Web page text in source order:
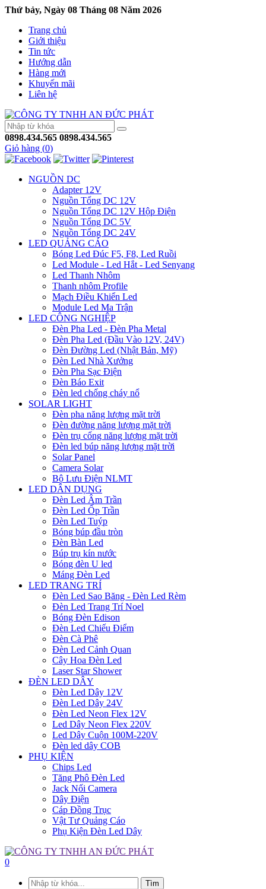
Thứ bảy, Ngày 08 Tháng 08 Năm 2026
Trang chủ
Giới thiệu
Tin tức
Hướng dẫn
Hàng mới
Khuyến mãi
Liên hệ
0898.434.565 0898.434.565
Giỏ hàng (0)
NGUỒN DC
Adapter 12V
Nguồn Tổng DC 12V
Nguồn Tổng DC 12V Hộp Điện
Nguồn Tổng DC 5V
Nguồn Tổng DC 24V
LED QUẢNG CÁO
Bóng Led Đúc F5, F8, Led Ruồi
Led Module - Led Hắt - Led Senyang
Led Thanh Nhôm
Thanh nhôm Profile
Mạch Điều Khiển Led
Module Led Ma Trận
LED CÔNG NGHIỆP
Đèn Pha Led - Đèn Pha Metal
Đèn Pha Led (Đầu Vào 12V, 24V)
Đèn Đường Led (Nhật Bản, Mỹ)
Đèn Led Nhà Xưởng
Đèn Pha Sạc Điện
Đèn Báo Exit
Đèn led chống cháy nổ
SOLAR LIGHT
Đèn pha năng lượng mặt trời
Đèn đường năng lượng mặt trời
Đèn trụ cổng năng lượng mặt trời
Đèn led búp năng lượng mặt trời
Solar Panel
Camera Solar
Bộ Lưu Điện NLMT
LED DÂN DỤNG
Đèn Led Âm Trần
Đèn Led Ốp Trần
Đèn Led Tuýp
Bóng búp đầu tròn
Đèn Bàn Led
Búp trụ kín nước
Bóng đèn U led
Máng Đèn Led
LED TRANG TRÍ
Đèn Led Sao Băng - Đèn Led Rèm
Đèn Led Trang Trí Noel
Bóng Đèn Edison
Đèn Led Chiếu Điểm
Đèn Cà Phê
Đèn Led Cảnh Quan
Cây Hoa Đèn Led
Laser Star Shower
ĐÈN LED DÂY
Đèn Led Dây 12V
Đèn Led Dây 24V
Đèn Led Neon Flex 12V
Led Dây Neon Flex 220V
Led Dây Cuộn 100M-220V
Đèn led dây COB
PHỤ KIỆN
Chips Led
Tăng Phô Đèn Led
Jack Nối Camera
Dây Điện
Cáp Đồng Trục
Vật Tư Quảng Cáo
Phụ Kiện Đèn Led Dây
0
Tìm